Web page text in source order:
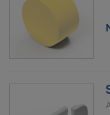
Einwilligung
Zukunft
Einstellungen
Weitere
Ihnen auch die
auszuwählen